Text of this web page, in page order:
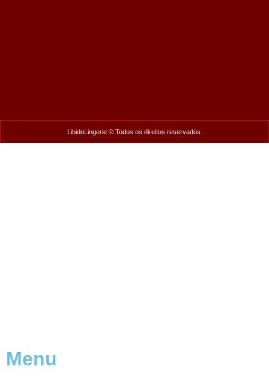
LibidoLingerie © Todos os direitos reservados.
Menu